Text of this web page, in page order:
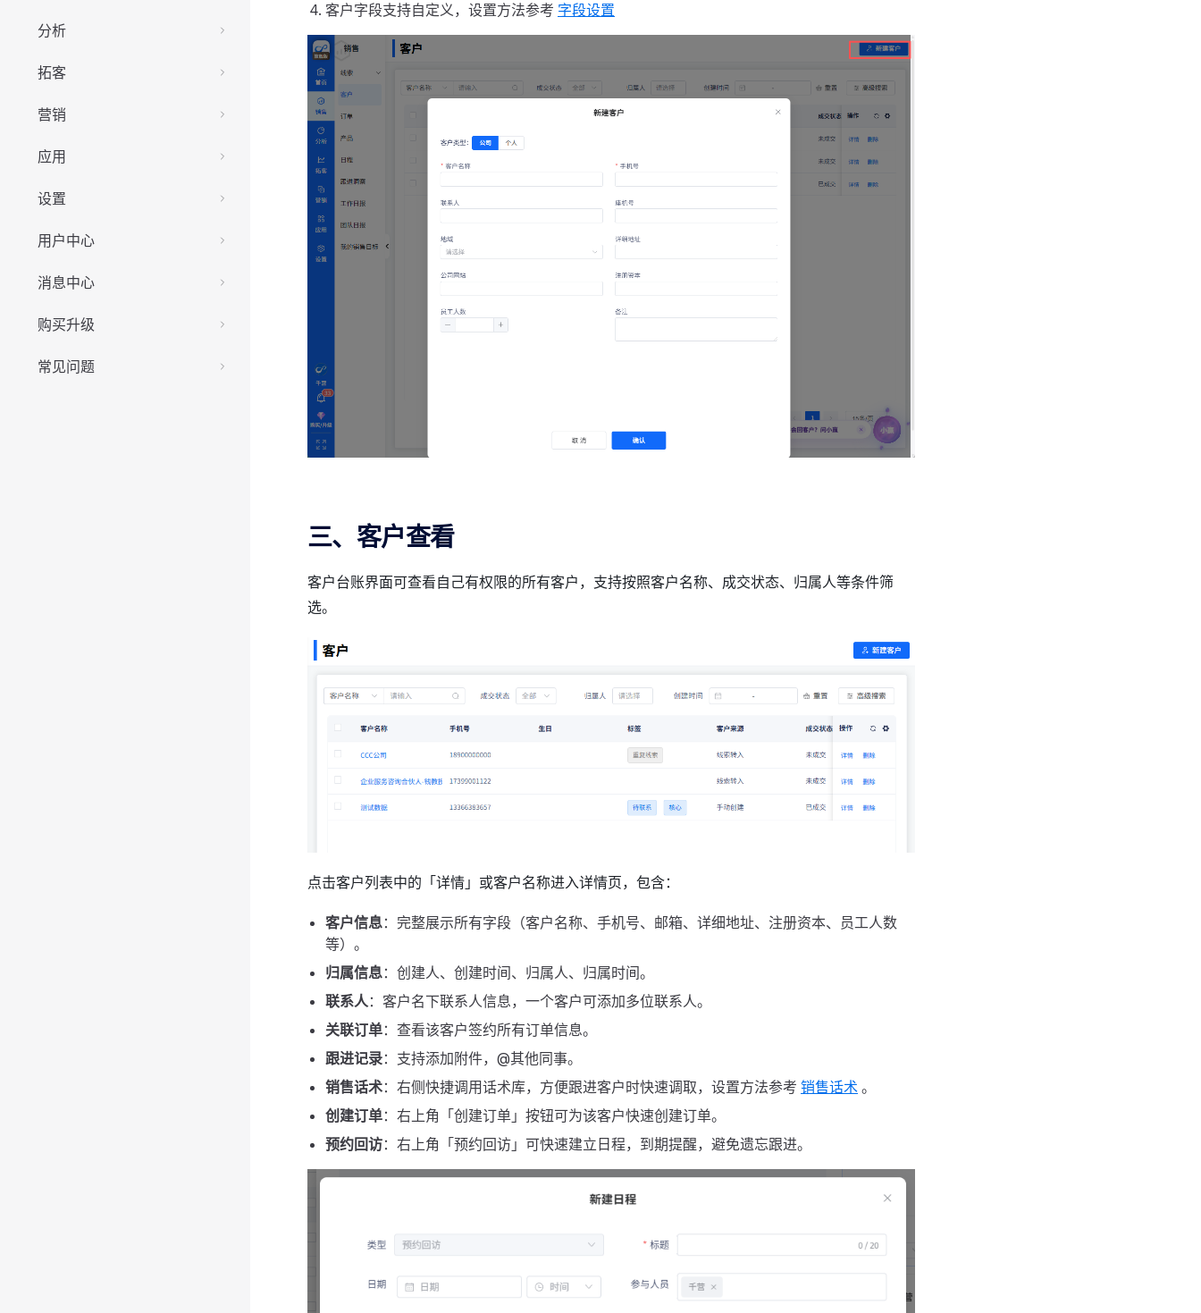
分析
拓客
营销
应用
设置
用户中心
消息中心
购买升级
常见问题
客户字段支持自定义，设置方法参考 字段设置
三、客户查看
客户台账界面可查看自己有权限的所有客户，支持按照客户名称、成交状态、归属人等条件筛
选。
点击客户列表中的「详情」或客户名称进入详情页，包含：
客户信息：完整展示所有字段（客户名称、手机号、邮箱、详细地址、注册资本、员工人数
等）。
归属信息：创建人、创建时间、归属人、归属时间。
联系人 ：客户名下联系人信息，一个客户可添加多位联系人。
关联订单：查看该客户签约所有订单信息。
跟进记录：支持添加附件，@其他同事。
销售话术：右侧快捷调用话术库，方便跟进客户时快速调取，设置方法参考 销售话术 。
创建订单：右上角「创建订单」按钮可为该客户快速创建订单。
预约回访：右上角「预约回访」可快速建立日程，到期提醒，避免遗忘跟进。